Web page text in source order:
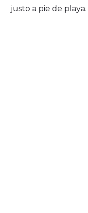
justo a pie de playa.